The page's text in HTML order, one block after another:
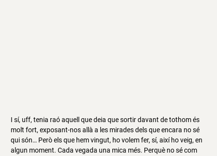
I sí, uff, tenia raó aquell que deia que sortir davant de tothom és
molt fort, exposant-nos allà a les mirades dels que encara no sé
qui són… Però els que hem vingut, ho volem fer, sí, així ho veig, en
algun moment. Cada vegada una mica més. Perquè no sé com